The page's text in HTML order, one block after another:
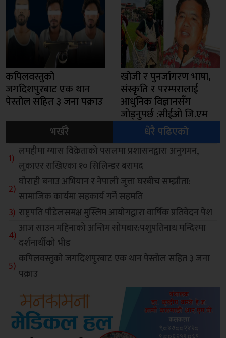
कपिलवस्तुको
जगदिशपुरबाट एक थान
पेस्तोल सहित ३ जना पक्राउ
खोजी र पुनर्जागरण भाषा,
संस्कृति र परम्परालाई
आधुनिक विज्ञानसँग
जोड्नुपर्छ :सीईओ जि.एम
भर्खरै
धेरै पढिएको
लमहीमा ग्यास विक्रेताको पसलमा प्रशासनद्वारा अनुगमन,
लुकाएर राखिएका १० सिलिन्डर बरामद
घोराही बनाउ अभियान र नेपाली जुत्ता घरबीच सम्झौता:
सामाजिक कार्यमा सहकार्य गर्ने सहमति
राष्ट्रपति पौडेलसमक्ष मुस्लिम आयोगद्वारा वार्षिक प्रतिवेदन पेश
आज साउन महिनाको अन्तिम सोमबार:पशुपतिनाथ मन्दिरमा
दर्शनार्थीको भीड
कपिलवस्तुको जगदिशपुरबाट एक थान पेस्तोल सहित ३ जना
पक्राउ